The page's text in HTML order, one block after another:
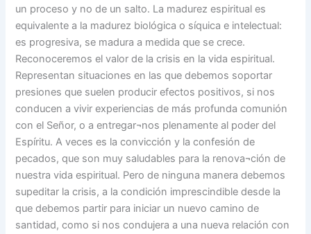
un proceso y no de un salto. La madurez espiritual es
equivalente a la madurez biológica o síquica e intelectual:
es progresiva, se madura a medida que se crece.
Reconoceremos el valor de la crisis en la vida espiritual.
Representan situaciones en las que debemos soportar
presiones que suelen producir efectos positivos, si nos
conducen a vivir experiencias de más profunda comunión
con el Señor, o a entregar¬nos plenamente al poder del
Espíritu. A veces es la convicción y la confesión de
pecados, que son muy saludables para la renova¬ción de
nuestra vida espiritual. Pero de ninguna manera debemos
supeditar la crisis, a la condición imprescindible desde la
que debemos partir para iniciar un nuevo camino de
santidad, como si nos condujera a una nueva relación con